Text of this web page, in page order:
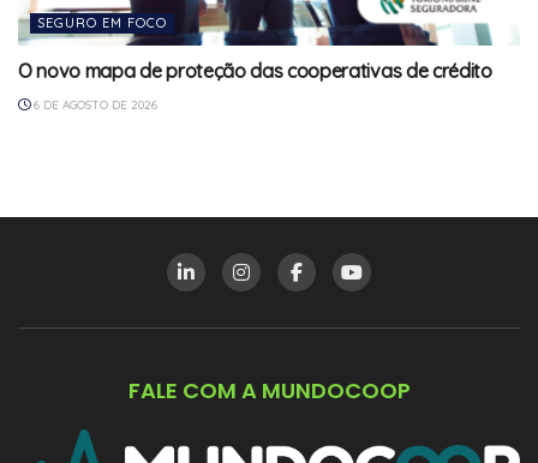
SEGURO EM FOCO
O novo mapa de proteção das cooperativas de crédito
6 DE AGOSTO DE 2026
FALE COM A MUNDOCOOP